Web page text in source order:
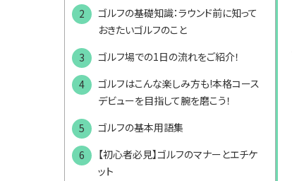
ゴルフの基礎知識：ラウンド前に知って
おきたいゴルフのこと
ゴルフ場での1日の流れをご紹介！
ゴルフはこんな楽しみ方も!本格コース
デビューを目指して腕を磨こう！
ゴルフの基本用語集
【初心者必見】ゴルフのマナーとエチケ
ット